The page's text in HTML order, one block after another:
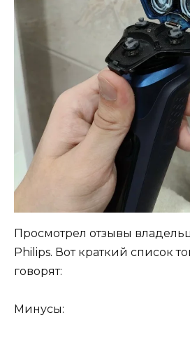
Просмотрел отзывы
Philips. Вот краткий список
говорят:
Минусы: